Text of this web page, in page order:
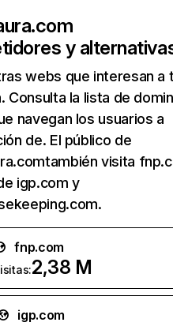
y
webs que interesan a
Consulta la lista de
navegan los usuarios a
de. El público de
visita
igp.com y
fnp.com
2,38 M
igp.com